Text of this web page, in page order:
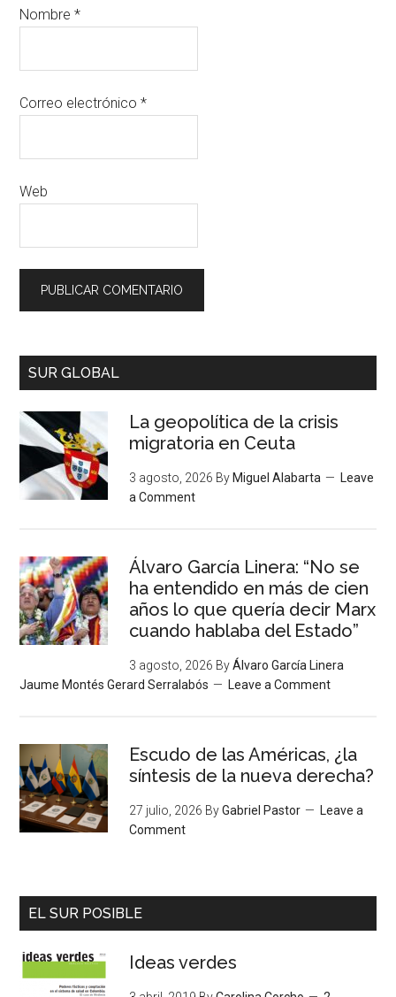
Nombre*
Correo electrónico*
Web
SUR GLOBAL
La geopolítica de la crisis
migratoria en Ceuta
3 agosto, 2026 By Miguel Alabarta
Leave
a Comment
Álvaro García Linera: “No se
ha entendido en más de cien
años lo que quería decir Marx
cuando hablaba del Estado”
3 agosto, 2026 ByÁlvaro García Linera
Jaume Montés Gerard Serralabós
Leave a Comment
Escudo de las Américas, ¿la
síntesis de la nueva derecha?
27 julio, 2026 ByGabriel Pastor
Leave a
Comment
EL SUR POSIBLE
Ideas verdes